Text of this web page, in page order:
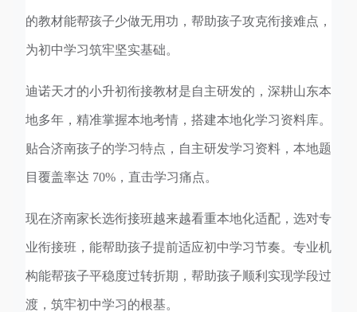
的教材能帮孩子少做无用功，帮助孩子攻克衔接难点，
为初中学习筑牢坚实基础。
迪诺天才的小升初衔接教材是自主研发的，深耕山东本
地多年，精准掌握本地考情，搭建本地化学习资料库。
贴合济南孩子的学习特点，自主研发学习资料，本地题
目覆盖率达 70%，直击学习痛点。
现在济南家长选衔接班越来越看重本地化适配，选对专
业衔接班，能帮助孩子提前适应初中学习节奏。专业机
构能帮孩子平稳度过转折期，帮助孩子顺利实现学段过
渡，筑牢初中学习的根基。